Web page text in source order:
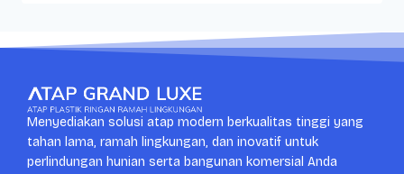
Menyediakan solusi atap modern berkualitas tinggi yang
tahan lama, ramah lingkungan, dan inovatif untuk
perlindungan hunian serta bangunan komersial Anda